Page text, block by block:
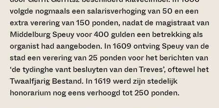
volgde nogmaals een salarisverhoging van 50 en een
extra verering van 150 ponden, nadat de magistraat van
Middelburg Speuy voor 400 gulden een betrekking als
organist had aangeboden. In 1609 ontving Speuy van de
stad een verering van 25 ponden voor het berichten van
‘de tydinghe vant besluyten van den Treves’, oftewel het
Twaalfjarig Bestand. In 1619 werd zijn stedelijk
honorarium nog eens verhoogd tot 250 ponden.